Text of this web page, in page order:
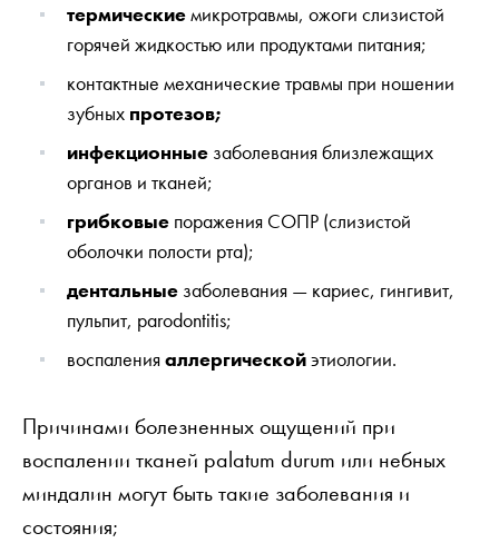
термическиемикротравмы, ожоги слизистой
горячей жидкостью или продуктами питания;
контактные механические травмы при ношении
зубных протезов;
инфекционные заболевания близлежащих
органов и тканей;
грибковые поражения СОПР (слизистой
оболочки полости рта);
дентальные заболевания — кариес, гингивит,
пульпит, parodontitis;
воспаленияаллергическойэтиологии.
Причинами болезненных ощущений при
воспалении тканей palatum durum или небных
миндалин могут быть такие заболевания и
состояния;